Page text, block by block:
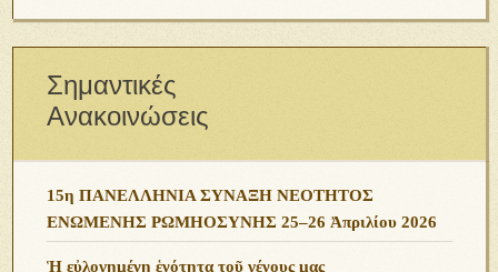
Σημαντικές
Ανακοινώσεις
15η ΠΑΝΕΛΛΗΝΙΑ ΣΥΝΑΞΗ ΝΕΟΤΗΤΟΣ
ΕΝΩΜΕΝΗΣ ΡΩΜΗΟΣΥΝΗΣ 25–26 Ἀπριλίου 2026
Ἡ εὐλογημένη ἑνότητα τοῦ γένους μας